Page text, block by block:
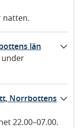
natten.
län
under
Norrbottens
22.00–07.00.